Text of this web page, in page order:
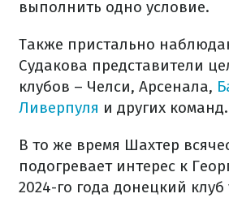
выполнить одно условие.
Также пристально
Судакова представители
клубов – Челси, Арсенала,
Ливерпуля и других команд.
В то же время Шахтер
подогревает интерес к
2024-го года донецкий